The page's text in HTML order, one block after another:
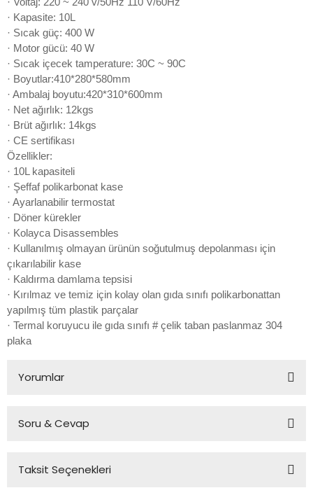
· Kapasite: 10L
· Sıcak güç: 400 W
· Motor gücü: 40 W
· Sıcak içecek tamperature: 30C ~ 90C
· Boyutlar:410*280*580mm
· Ambalaj boyutu:420*310*600mm
· Net ağırlık: 12kgs
· Brüt ağırlık: 14kgs
· CE sertifikası
Özellikler:
· 10L kapasiteli
· Şeffaf polikarbonat kase
· Ayarlanabilir termostat
· Döner kürekler
· Kolayca Disassembles
· Kullanılmış olmayan ürünün soğutulmuş depolanması için
çıkarılabilir kase
· Kaldırma damlama tepsisi
· Kırılmaz ve temiz için kolay olan gıda sınıfı polikarbonattan
yapılmış tüm plastik parçalar
· Termal koruyucu ile gıda sınıfı # çelik taban paslanmaz 304
plaka
Yorumlar
Soru & Cevap
Ürün hakkında henüz soru sorulmamış.
Taksit Seçenekleri